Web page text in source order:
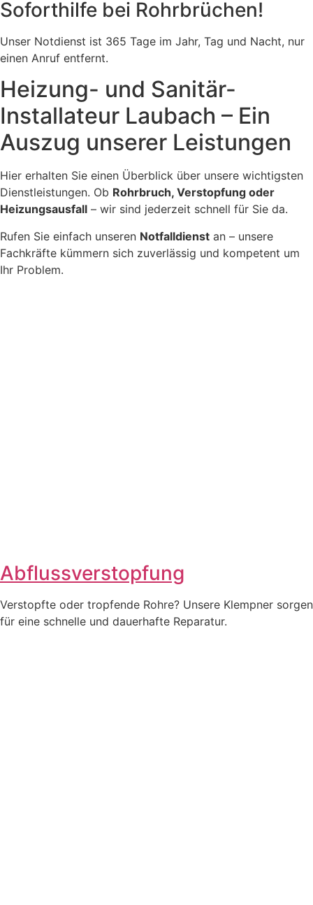
Soforthilfe bei Rohrbrüchen!
Unser Notdienst ist 365 Tage im Jahr, Tag und Nacht, nur
einen Anruf entfernt.
Heizung- und Sanitär-
Installateur Laubach – Ein
Auszug unserer Leistungen
Hier erhalten Sie einen Überblick über unsere wichtigsten
Dienstleistungen. Ob Rohrbruch, Verstopfung oder
Heizungsausfall – wir sind jederzeit schnell für Sie da.
Rufen Sie einfach unseren Notfalldienst an – unsere
Fachkräfte kümmern sich zuverlässig und kompetent um
Ihr Problem.
Abflussverstopfung
Verstopfte oder tropfende Rohre? Unsere Klempner sorgen
für eine schnelle und dauerhafte Reparatur.